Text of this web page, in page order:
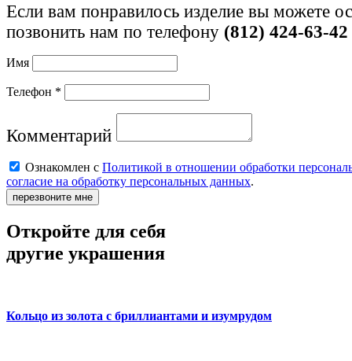
Если вам понравилось изделие вы можете
позвонить нам по телефону (812) 424-63-42
Имя
Телефон *
Комментарий
Ознакомлен с Политикой в отношении обработки
согласие на обработку персональных данных.
перезвоните мне
Откройте для себя
другие украшения
Кольцо из золота с бриллиантами и изумрудом